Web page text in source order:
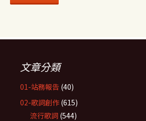
文章分類
01-站務報告 (40)
02-歌詞創作 (615)
流行歌詞 (544)